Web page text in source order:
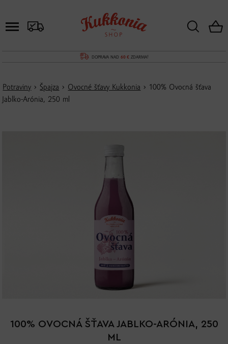
DOPRAVA NAD 60 €ZDARMA!
Potraviny › Špajza › Ovocné šťavy Kukkonia › 100% Ovocná šťava
Jablko-Arónia, 250 ml
100% OVOCNÁ ŠŤAVA JABLKO-ARÓNIA, 250
ML